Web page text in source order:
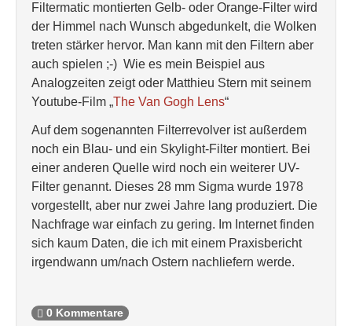
Filtermatic montierten Gelb- oder Orange-Filter wird
der Himmel nach Wunsch abgedunkelt, die Wolken
treten stärker hervor. Man kann mit den Filtern aber
auch spielen ;-) Wie es mein Beispiel aus
Analogzeiten zeigt oder Matthieu Stern mit seinem
Youtube-Film „The Van Gogh Lens“
Auf dem sogenannten Filterrevolver ist außerdem
noch ein Blau- und ein Skylight-Filter montiert. Bei
einer anderen Quelle wird noch ein weiterer UV-
Filter genannt. Dieses 28 mm Sigma wurde 1978
vorgestellt, aber nur zwei Jahre lang produziert. Die
Nachfrage war einfach zu gering. Im Internet finden
sich kaum Daten, die ich mit einem Praxisbericht
irgendwann um/nach Ostern nachliefern werde.
0 Kommentare